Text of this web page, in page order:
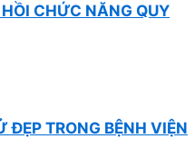
CHỨC NĂNG QUY
ĐẸP TRONG BỆNH VIỆN